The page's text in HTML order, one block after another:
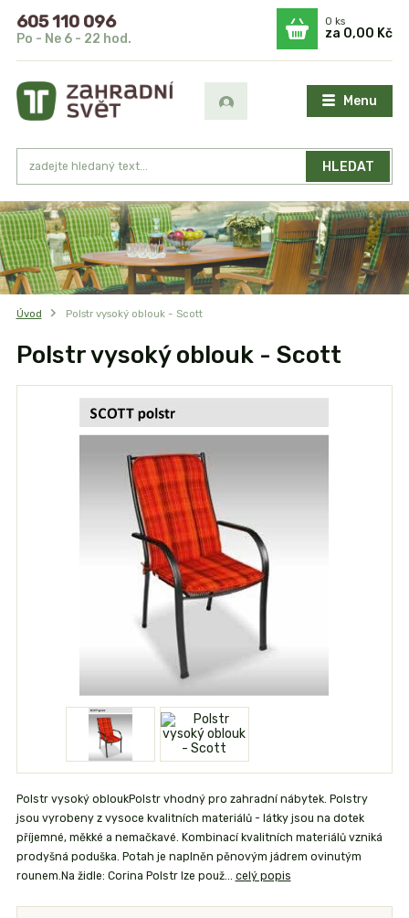
Menu
HLEDAT
605 110 096
Po - Ne 6 - 22 hod.
0ks
za 0,00 Kč
Úvod Polstr vysoký oblouk - Scott
Polstr vysoký oblouk - Scott
Polstr vysoký obloukPolstr vhodný pro zahradní nábytek. Polstry
jsou vyrobeny z vysoce kvalitních materiálů - látky jsou na dotek
příjemné, měkké a nemačkavé. Kombinací kvalitních materiálů vzniká
prodyšná poduška. Potah je naplněn pěnovým jádrem ovinutým
rounem.Na židle: Corina Polstr lze použ... celý popis